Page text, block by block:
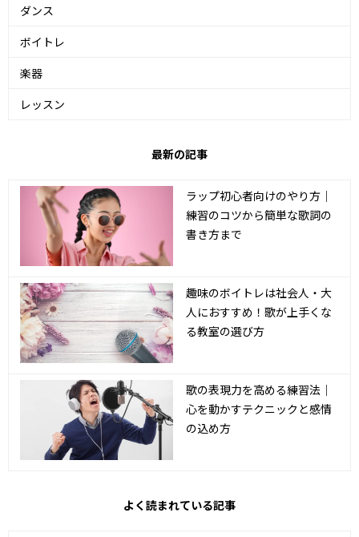
ダンス
ボイトレ
楽器
レッスン
最新の記事
ラップ初心者向けのやり方｜
練習のコツから簡単な歌詞の
書き方まで
趣味のボイトレは社会人・大
人におすすめ！歌が上手くな
る教室の選び方
歌の表現力を高める練習法｜
心を動かすテクニックと感情
の込め方
よく読まれている記事